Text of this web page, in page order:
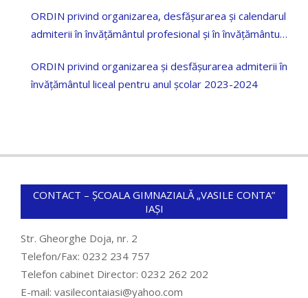
ORDIN privind organizarea, desfășurarea și calendarul
admiterii în învățământul profesional și în învățământul
ORDIN privind organizarea și desfășurarea admiterii în
învățământul liceal pentru anul școlar 2023-2024
CONTACT – ȘCOALA GIMNAZIALĂ „VASILE CONTA”
IAȘI
Str. Gheorghe Doja, nr. 2
Telefon/Fax: 0232 234 757
Telefon cabinet Director: 0232 262 202
E-mail: vasilecontaiasi@yahoo.com